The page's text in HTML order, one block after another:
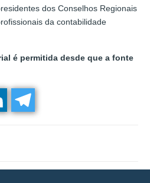
dos Conselhos Regionais
da contabilidade
é permitida desde que a fonte